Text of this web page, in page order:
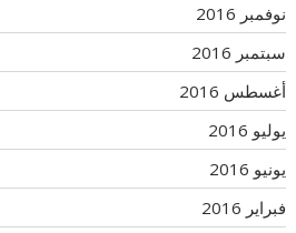
نوفمبر 2016
سبتمبر 2016
أغسطس 2016
يوليو 2016
يونيو 2016
فبراير 2016